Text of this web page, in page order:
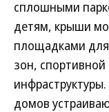
сплошными
детям, крыши
площадками
зон,
домов